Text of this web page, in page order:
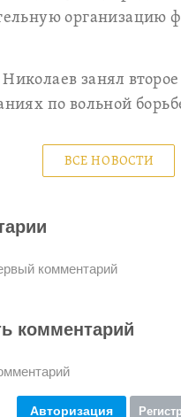
организацию
занял второе
по вольной
ВСЕ НОВОСТИ
комментарий
комментарий
Авторизация